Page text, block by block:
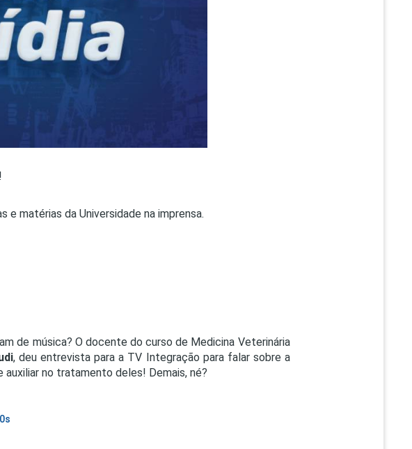
matérias da Universidade na imprensa.
de música? O docente do curso de Medicina Veterinária
, deu entrevista para a TV Integração para falar sobre a
no tratamento deles! Demais, né?